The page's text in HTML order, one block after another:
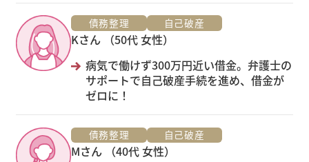
債務整理 自己破産
Kさん （50代 女性）
病気で働けず300万円近い借金。弁護士の
サポートで自己破産手続を進め、借金が
ゼロに！
債務整理 自己破産
Mさん （40代 女性）